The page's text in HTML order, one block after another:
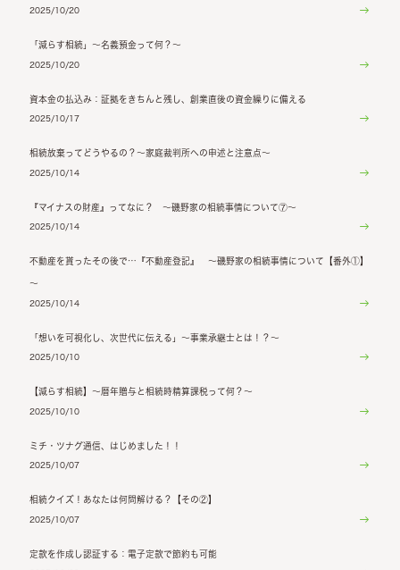
2025/10/20
「減らす相続」～名義預金って何？～
2025/10/20
資本金の払込み：証拠をきちんと残し、創業直後の資金繰りに備える
2025/10/17
相続放棄ってどうやるの？～家庭裁判所への申述と注意点～
2025/10/14
『マイナスの財産』ってなに？ ～磯野家の相続事情について⑦～
2025/10/14
不動産を貰ったその後で…『不動産登記』 ～磯野家の相続事情について【番外①】
～
2025/10/14
「想いを可視化し、次世代に伝える」～事業承継士とは！？～
2025/10/10
【減らす相続】～暦年贈与と相続時精算課税って何？～
2025/10/10
ミチ・ツナグ通信、はじめました！！
2025/10/07
相続クイズ！あなたは何問解ける？【その②】
2025/10/07
定款を作成し認証する：電子定款で節約も可能